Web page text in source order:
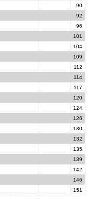
90
92
96
101
104
109
112
114
117
120
124
126
130
132
135
139
142
146
151